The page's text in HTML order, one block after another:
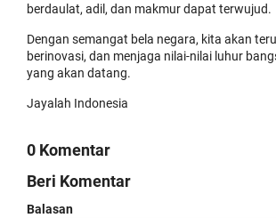
berdaulat, adil, dan makmur dapat terwujud.
Dengan semangat bela negara, kita akan
berinovasi, dan menjaga nilai-nilai luhur
yang akan datang.
Jayalah Indonesia
0 Komentar
Beri Komentar
Balasan